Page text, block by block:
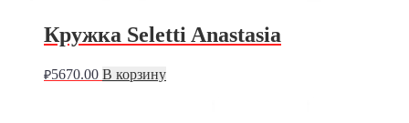
Кружка Seletti Anastasia
₽5670.00 В корзину